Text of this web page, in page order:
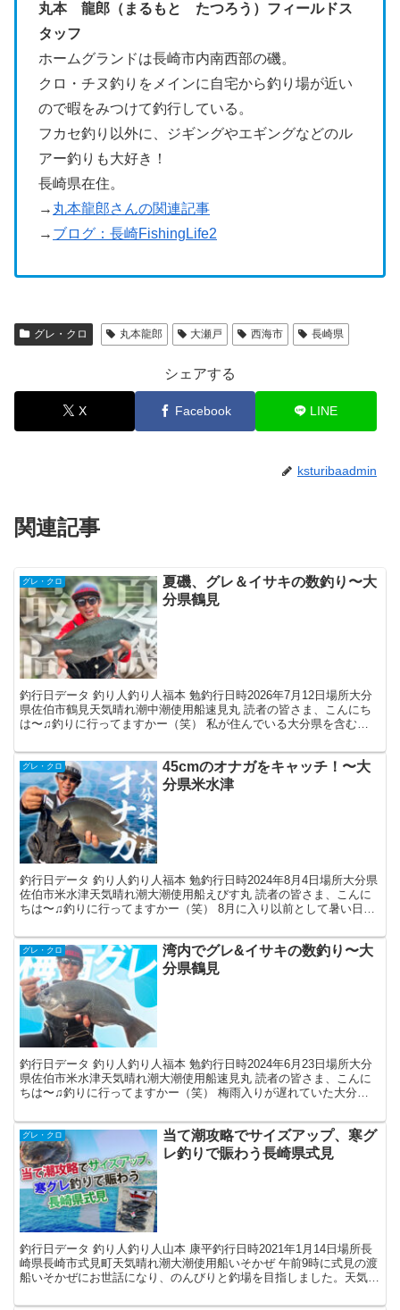
丸本 龍郎（まるもと たつろう）フィールドス
タッフ
ホームグランドは長崎市内南西部の磯。
クロ・チヌ釣りをメインに自宅から釣り場が近い
ので暇をみつけて釣行している。
フカセ釣り以外に、ジギングやエギングなどのル
アー釣りも大好き！
長崎県在住。
→ 丸本龍郎さんの関連記事
→ ブログ：長崎FishingLife2
グレ・クロ 丸本龍郎 大瀬戸 西海市 長崎県
シェアする
X Facebook LINE
ksturibaadmin
関連記事
グレ・クロ
夏磯、グレ＆イサキの数釣り〜大
分県鶴見
釣行日データ 釣り人釣り人福本 勉釣行日時2026年7月12日場所大分
県佐伯市鶴見天気晴れ潮中潮使用船速見丸 読者の皆さま、こんにち
は〜♫釣りに行ってますかー（笑） 私が住んでいる大分県を含む九
グレ・クロ
45cmのオナガをキャッチ！〜大
分県米水津
釣行日データ 釣り人釣り人福本 勉釣行日時2024年8月4日場所大分県
佐伯市米水津天気晴れ潮大潮使用船えびす丸 読者の皆さま、こんに
ちは〜♫釣りに行ってますかー（笑） 8月に入り以前として暑い日が
グレ・クロ
湾内でグレ&イサキの数釣り〜大
分県鶴見
釣行日データ 釣り人釣り人福本 勉釣行日時2024年6月23日場所大分
県佐伯市米水津天気晴れ潮大潮使用船速見丸 読者の皆さま、こんに
ちは〜♫釣りに行ってますかー（笑） 梅雨入りが遅れていた大分県
グレ・クロ
当て潮攻略でサイズアップ、寒グ
レ釣りで賑わう長崎県式見
釣行日データ 釣り人釣り人山本 康平釣行日時2021年1月14日場所長
崎県長崎市式見町天気晴れ潮大潮使用船いそかぜ 午前9時に式見の渡
船いそかぜにお世話になり、のんびりと釣場を目指しました。天気が